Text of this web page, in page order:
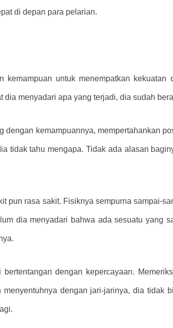
di depan para pelarian.
untuk menempatkan kekuatan
menyadari apa yang terjadi, dia sudah
kemampuannya, mempertahankan
tidak tahu mengapa. Tidak ada alasan
pun rasa sakit. Fisiknya sempurna sampai-
dia menyadari bahwa ada sesuatu yang
dengan kepercayaan.
dengan jari-jarinya, dia tidak